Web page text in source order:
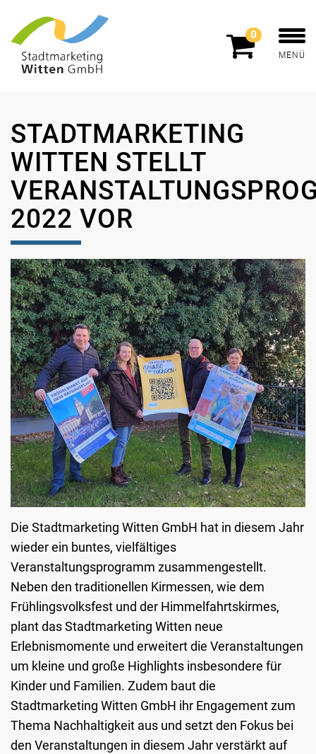
0
MENÜ
STADTMARKETING
WITTEN STELLT
2022 VOR
Die Stadtmarketing Witten GmbH hat in diesem Jahr
wieder ein buntes, vielfältiges
Veranstaltungsprogramm zusammengestellt.
Neben den traditionellen Kirmessen, wie dem
Frühlingsvolksfest und der Himmelfahrtskirmes,
plant das Stadtmarketing Witten neue
Erlebnismomente und erweitert die Veranstaltungen
um kleine und große Highlights insbesondere für
Kinder und Familien. Zudem baut die
Stadtmarketing Witten GmbH ihr Engagement zum
Thema Nachhaltigkeit aus und setzt den Fokus bei
den Veranstaltungen in diesem Jahr verstärkt auf